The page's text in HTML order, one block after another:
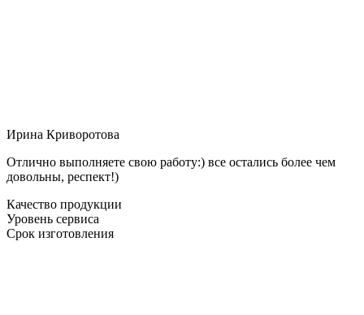
Ирина Криворотова
Отлично выполняете свою работу:) все остались более чем
довольны, респект!)
Качество продукции
Уровень сервиса
Срок изготовления